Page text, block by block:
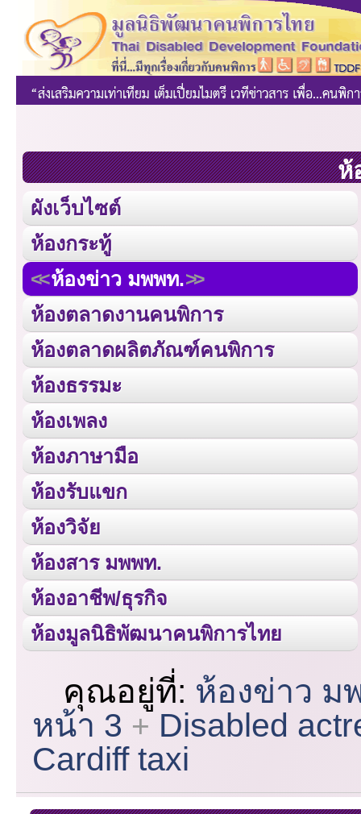
ห้
ผังเว็บไซต์
ห้องกระทู้
ห้องข่าว มพพท.
ห้องตลาดงานคนพิการ
ห้องตลาดผลิตภัณฑ์คนพิการ
ห้องธรรมะ
ห้องเพลง
ห้องภาษามือ
ห้องรับแขก
ห้องวิจัย
ห้องสาร มพพท.
ห้องอาชีพ/ธุรกิจ
ห้องมูลนิธิพัฒนาคนพิการไทย
คุณอยู่ที่: ห้องข่าว ม
หน้า 3
Disabled
Cardiff taxi